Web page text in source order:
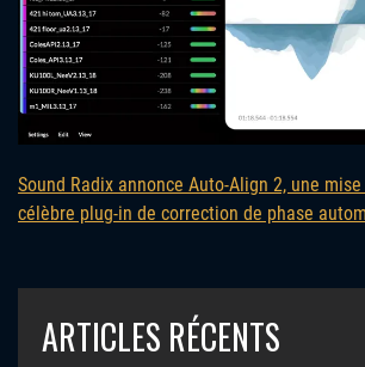
Sound Radix annonce Auto-Align 2, une
célèbre plug-in de correction de phase
ARTICLES RÉCENTS